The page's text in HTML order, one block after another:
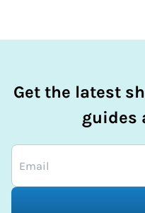
Get the latest
guides